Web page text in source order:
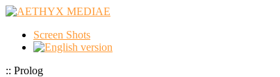
Screen Shots
:: Prolog